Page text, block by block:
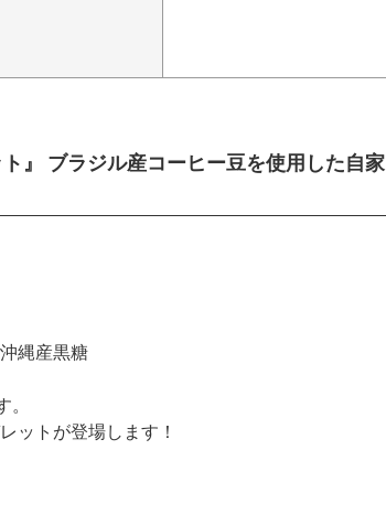
』 ブラジル産コーヒー豆を使用した自家
縄産黒糖
ットが登場します！